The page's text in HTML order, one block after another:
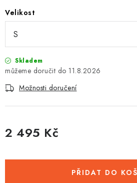
Velikost
Skladem
11.8.2026
Možnosti doručení
2 495 Kč
PŘIDAT DO